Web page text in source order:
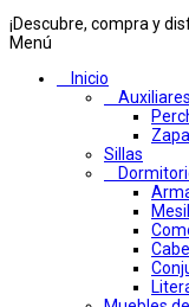
¡Descubre, compra y
Menú
Inicio
Auxiliares
Sillas